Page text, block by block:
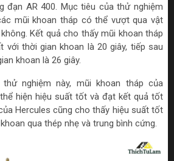
đạn AR 400. Mục tiêu của thử nghiệm
mũi khoan tháp có thể vượt qua vật
Kết quả cho thấy mũi khoan tháp
với thời gian khoan là 20 giây, tiếp sau
khoan là 26 giây.
nghiệm này, mũi khoan tháp của
hiện hiệu suất tốt và đạt kết quả tốt
Hercules cũng cho thấy hiệu suất tốt
qua thép nhẹ và trung bình cứng.